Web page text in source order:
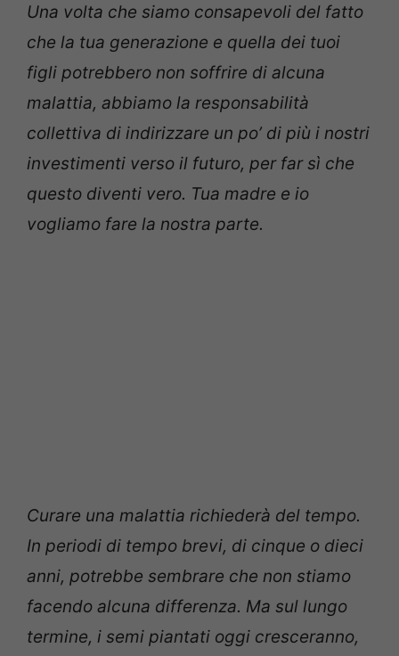
Una volta che siamo consapevoli del fatto
che la tua generazione e quella dei tuoi
figli potrebbero non soffrire di alcuna
malattia, abbiamo la responsabilità
collettiva di indirizzare un po’ di più i nostri
investimenti verso il futuro, per far sì che
questo diventi vero. Tua madre e io
vogliamo fare la nostra parte.
Curare una malattia richiederà del tempo.
In periodi di tempo brevi, di cinque o dieci
anni, potrebbe sembrare che non stiamo
facendo alcuna differenza. Ma sul lungo
termine, i semi piantati oggi cresceranno,